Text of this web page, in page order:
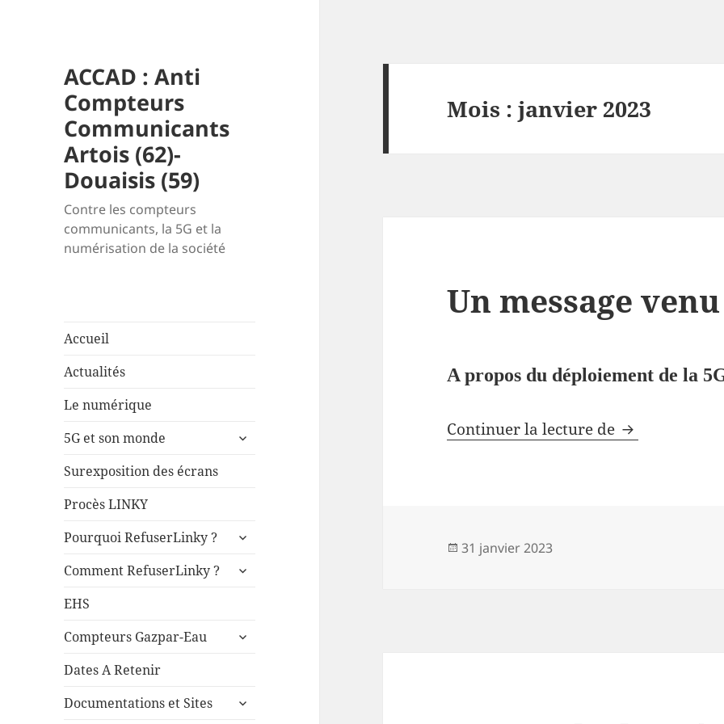
ACCAD : Anti
Compteurs
Communicants
Artois (62)-
Douaisis (59)
Contre les compteurs
communicants, la 5G et la
numérisation de la société
Accueil
Actualités
Le numérique
5G et son monde
ouvrir
Surexposition des écrans
Procès LINKY
Pourquoi RefuserLinky ?
ouvrir
sous-
Comment RefuserLinky ?
ouvrir
EHS
Compteurs Gazpar-Eau
ouvrir
Dates A Retenir
Documentations et Sites
ouvrir
Mois :janvier 2023
Un message
A propos du déploiement de la
Continuer la lecture de Un message
Publié
31 janvier 2023